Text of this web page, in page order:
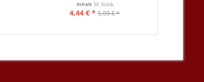
Inhalt 30 Stück
4,44 € * 5,99 € *